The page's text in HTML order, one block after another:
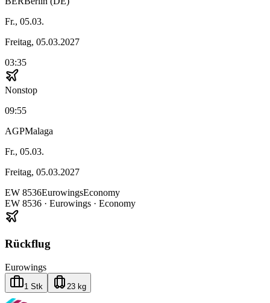
Fr., 05.03.
Freitag, 05.03.2027
03:35
Nonstop
09:55
AGPMalaga
Fr., 05.03.
Freitag, 05.03.2027
EW 8536EurowingsEconomy
EW 8536 · Eurowings · Economy
Rückflug
Eurowings
1 Stk 23 kg